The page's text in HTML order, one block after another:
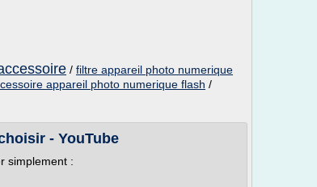
/ filtre appareil photo numerique
appareil photo numerique flash /
- YouTube
simplement :